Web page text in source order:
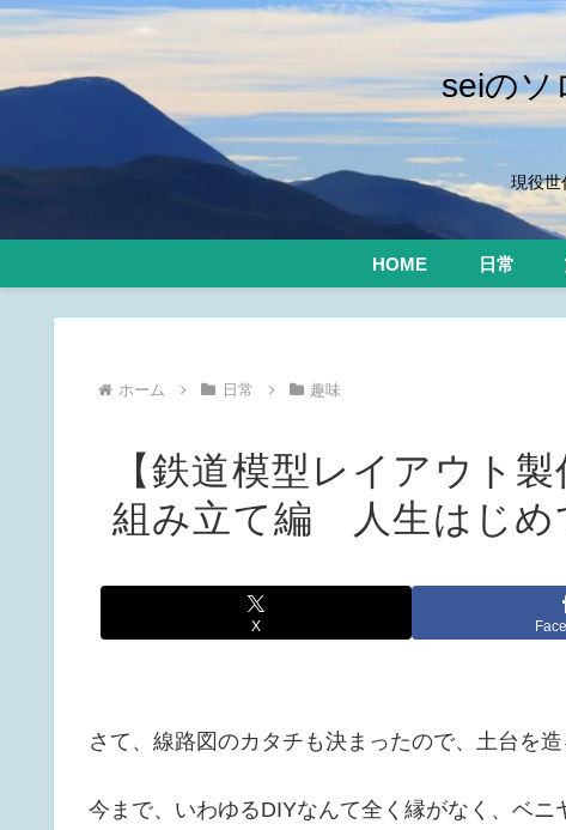
seiの
現役世
HOME 日常
ホーム 日常 趣味
【鉄道模型レイアウト
組み立て編 人生はじめ
X
さて、線路図のカタチも決まったので、土台を造
今まで、いわゆるDIYなんて全く縁がなく、ベ